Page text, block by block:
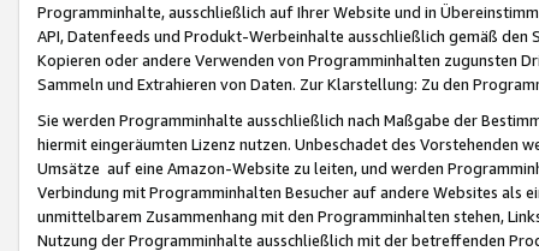
Programminhalte, ausschließlich auf Ihrer Website und in
API, Datenfeeds und Produkt-Werbeinhalte ausschließlich gemäß
Kopieren oder andere Verwenden von Programminhalten zugunsten
Sammeln und Extrahieren von Daten. Zur Klarstellung: Zu den
Sie werden Programminhalte ausschließlich nach Maßgabe der
hiermit eingeräumten Lizenz nutzen. Unbeschadet des Vorstehenden
Umsätze auf eine Amazon-Website zu leiten, und werden
Verbindung mit Programminhalten Besucher auf andere Websites als
unmittelbarem Zusammenhang mit den Programminhalten stehen,
Nutzung der Programminhalte ausschließlich mit der betreffenden